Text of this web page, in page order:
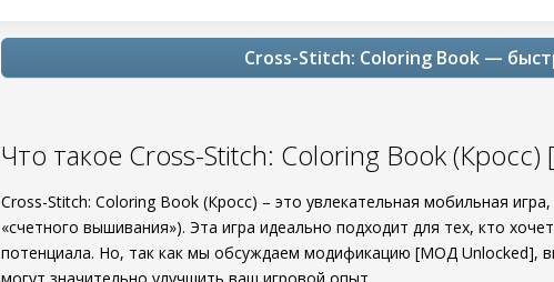
Cross-Stitch: Coloring Book —
Что такое Cross-Stitch: Coloring Book
Cross-Stitch: Coloring Book (Кросс) – это увлекательная мобильная
«счетного вышивания»). Эта игра идеально подходит для тех, кто
потенциала. Но, так как мы обсуждаем модификацию [МОД Unlocked],